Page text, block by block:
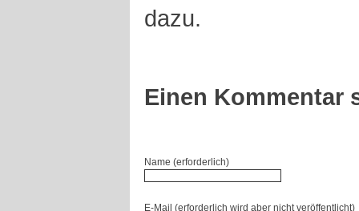
dazu.
Einen Kommentar
Name (erforderlich)
E-Mail (erforderlich wird aber nicht veröffentlicht)